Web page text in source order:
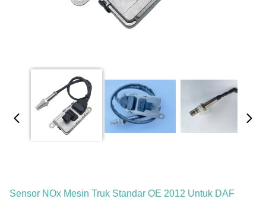
Sensor NOx Mesin Truk Standar OE 2012 Untuk DAF